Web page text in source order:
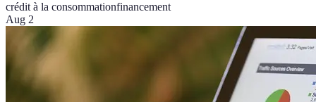
crédit à la consommationfinancement
Aug 2